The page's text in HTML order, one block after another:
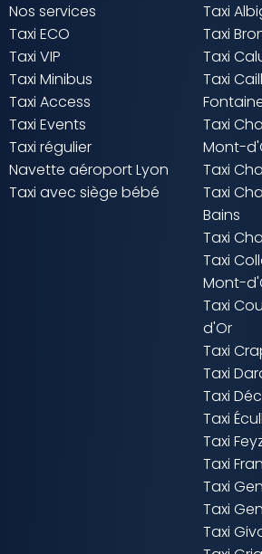
Nos services
Taxi ECO
Taxi VIP
Taxi Minibus
Taxi Access
Taxi Events
Taxi régulier
Navette aéroport Lyon
Taxi avec siège bébé
Taxi
Taxi
Taxi
Taxi
Taxi
Mont-
Taxi
Taxi
Bains
Taxi
Taxi
Mont-
Taxi
d'Or
Taxi
Taxi
Taxi
Taxi
Taxi
Taxi
Taxi
Taxi
Taxi